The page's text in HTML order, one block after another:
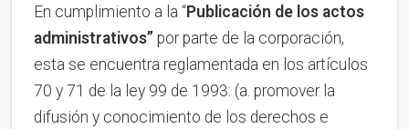
En cumplimiento a la “Publicación de los actos
administrativos” por parte de la corporación,
esta se encuentra reglamentada en los artículos
70 y 71 de la ley 99 de 1993: (a. promover la
difusión y conocimiento de los derechos e